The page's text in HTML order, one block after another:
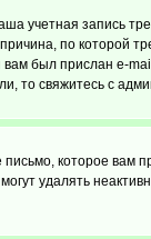
учетная запись
по
был прислан e-
то свяжитесь с
которое вам
удалять